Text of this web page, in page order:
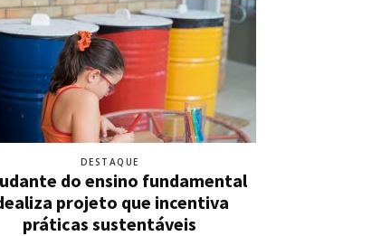
DESTAQUE
do ensino fundamental
projeto que incentiva
práticas sustentáveis